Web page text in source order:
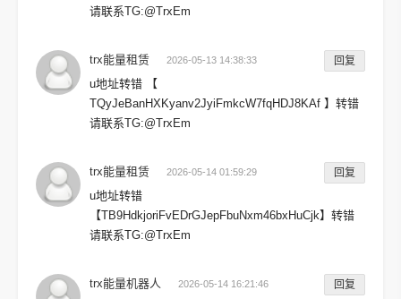
请联系TG:@TrxEm
trx能量租赁 2026-05-13 14:38:33 回复
u地址转错 【
TQyJeBanHXKyanv2JyiFmkcW7fqHDJ8KAf 】转错
请联系TG:@TrxEm
trx能量租赁 2026-05-14 01:59:29 回复
u地址转错
【TB9HdkjoriFvEDrGJepFbuNxm46bxHuCjk】转错
请联系TG:@TrxEm
trx能量机器人 2026-05-14 16:21:46 回复